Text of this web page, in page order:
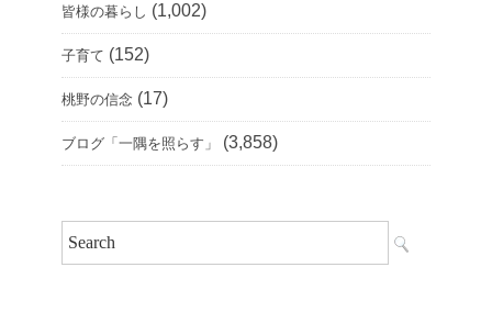
皆様の暮らし (1,002)
子育て (152)
桃野の信念 (17)
ブログ「一隅を照らす」 (3,858)